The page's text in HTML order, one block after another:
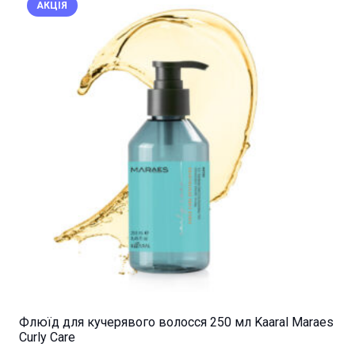
АКЦІЯ
Флюїд для кучерявого волосся 250 мл Kaaral Maraes
Curly Care